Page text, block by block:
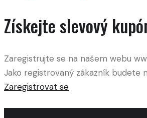
Získejte slevový
Zaregistrujte se na našem webu
Jako registrovaný zákazník budete
Zaregistrovat se